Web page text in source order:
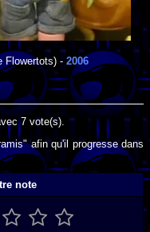
Flowertots) - 2006
7 vote(s).
afin qu'il progresse dans
note